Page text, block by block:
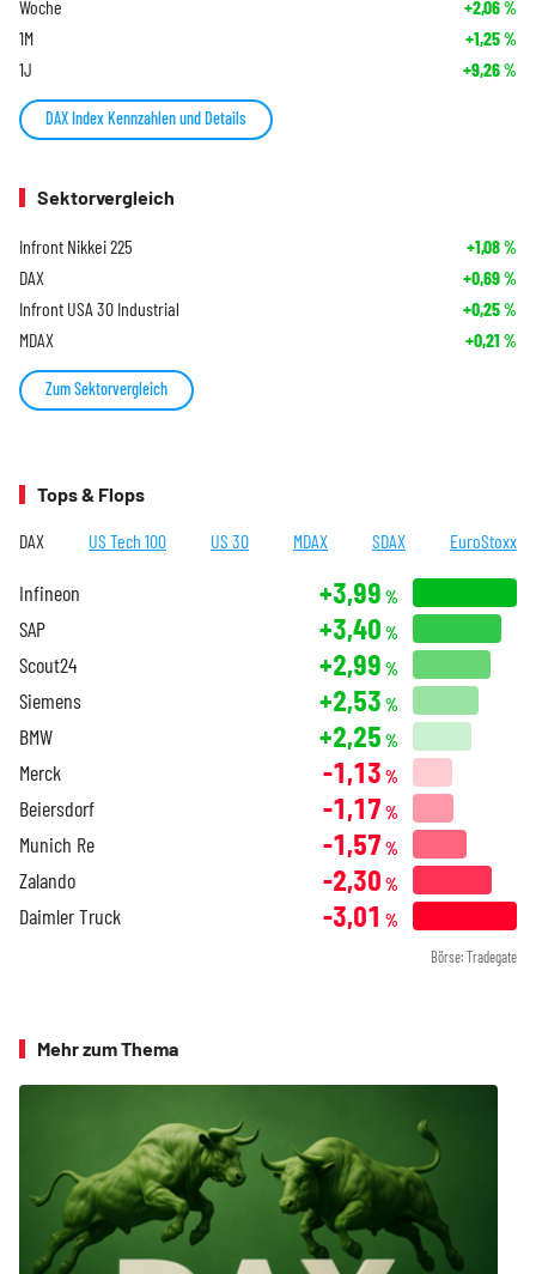
Woche +2,06%
1M +1,25%
1J +9,26%
DAX Index Kennzahlen und Details
Sektorvergleich
Infront Nikkei 225 +1,08%
DAX +0,69%
Infront USA 30 Industrial +0,25%
MDAX +0,21 %
Zum Sektorvergleich
Tops & Flops
DAX US Tech 100 US 30 MDAX SDAX EuroStoxx
Infineon +3,99 %
SAP +3,40 %
Scout24 +2,99 %
Siemens +2,53 %
BMW +2,25 %
Merck -1,13 %
Beiersdorf -1,17 %
Munich Re -1,57 %
Zalando -2,30 %
Daimler Truck -3,01 %
Börse: Tradegate
Mehr zum Thema